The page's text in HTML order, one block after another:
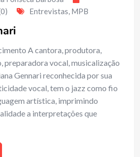
Entrevistas, MPB
A cantora, produtora,
preparadora vocal, musicalização
Gennari reconhecida por sua
vocal, tem o jazz como fio
artística, imprimindo
a interpretações que